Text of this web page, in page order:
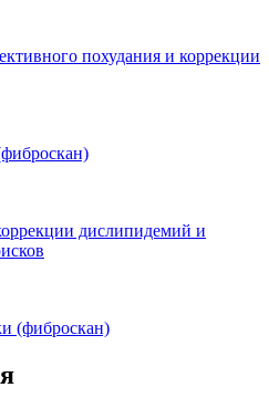
похудания и коррекции
дислипидемий и
(фиброскан)